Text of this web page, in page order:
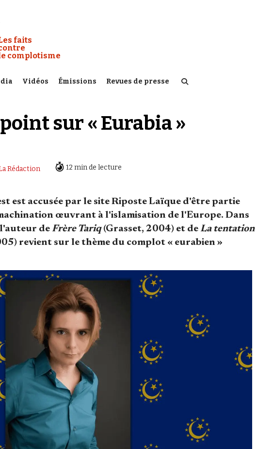
Watch :
faits
complotisme
Vidéos Émissions Revues de presse
sur « Eurabia »
Rédaction 12 min de lecture
est accusée par le site Riposte Laïque d'être partie
œuvrant à l'islamisation de l'Europe. Dans
de Frère Tariq(Grasset, 2004) et de La tentation
revient sur le thème du complot « eurabien »